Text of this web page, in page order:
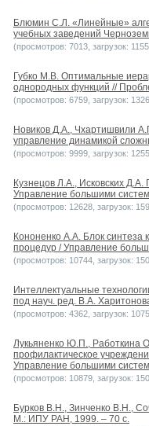
Блюмин С.Л. «Линейные»
учебных заведений
(просмотров: 7013, загрузок:
Губко М.В. Оптимальные
однородных функций //
(просмотров: 6759, загрузок:
Новиков Д.А., Чхартишвили
управление динамикой
(просмотров: 9999, загрузок:
Кузнецов Л.А., Исковских
Управление большими
(просмотров: 12628, загрузок:
Кононенко А.А. Блок синтеза
процедур / Управление
(просмотров: 10744, загрузок:
Интеллектуальные
под науч. ред. В.А.
(просмотров: 4362, загрузок:
Лукьяненко Ю.П., Работкина
профилактическое
Управление большими
(просмотров: 10879, загрузок:
Бурков В.Н., Зинченко В.Н.,
М.: ИПУ РАН, 1999. – 70 с.